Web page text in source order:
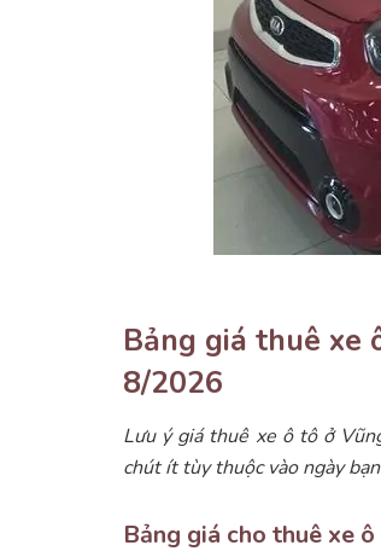
Bảng giá thuê xe
8/2026
Lưu ý giá thuê xe ô tô ở
chút ít tùy thuộc vào ngày
Bảng giá cho thuê xe